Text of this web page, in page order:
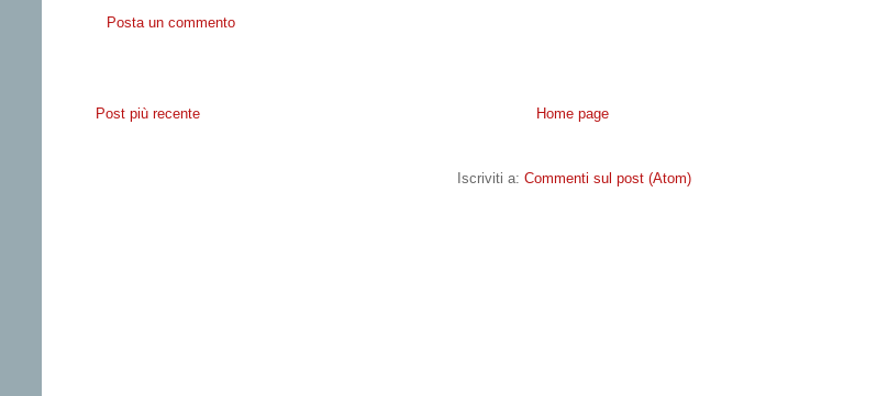
Posta un commento
Post più recente Home page
Iscriviti a: Commenti sul post (Atom)